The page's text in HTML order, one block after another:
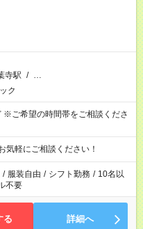
寺駅 / …
ク
ご希望の時間帯をご相談くださ
軽にご相談ください！
/ 服装自由 / シフト勤務 / 10名以
不要
る 詳細へ